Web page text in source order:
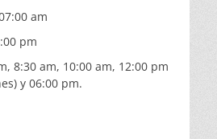
am
pm
8:30 am, 10:00 am, 12:00 pm
y 06:00 pm.